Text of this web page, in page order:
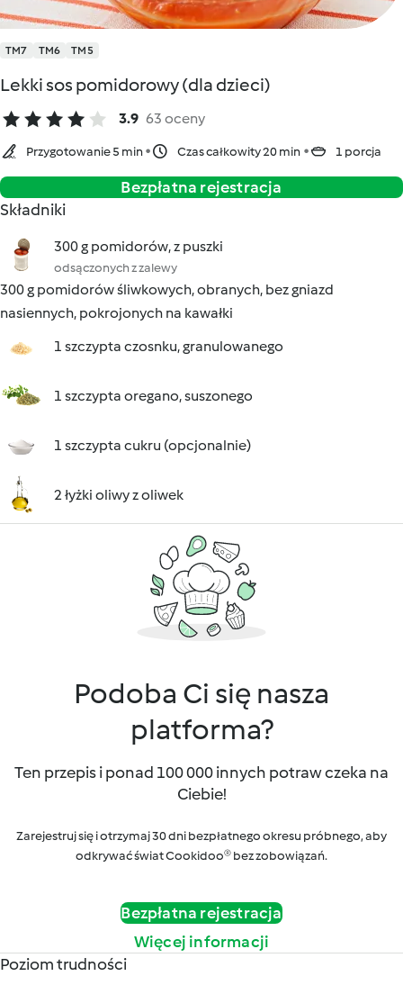
TM7 TM6 TM5
Lekki sos pomidorowy (dla dzieci)
3.9 63 oceny
Przygotowanie 5 min Czas całkowity 20 min 1 porcja
Bezpłatna rejestracja
Składniki
300 g pomidorów, z puszki
odsączonych z zalewy
300 g pomidorów śliwkowych, obranych, bez gniazd
nasiennych, pokrojonych na kawałki
1 szczypta czosnku, granulowanego
1 szczypta oregano, suszonego
1 szczypta cukru (opcjonalnie)
2 łyżki oliwy z oliwek
Podoba Ci się nasza
platforma?
Ten przepis i ponad 100 000 innych potraw czeka na
Ciebie!
Zarejestruj się i otrzymaj 30 dni bezpłatnego okresu próbnego, aby
odkrywać świat Cookidoo® bez zobowiązań.
Bezpłatna rejestracja
Więcej informacji
Poziom trudności